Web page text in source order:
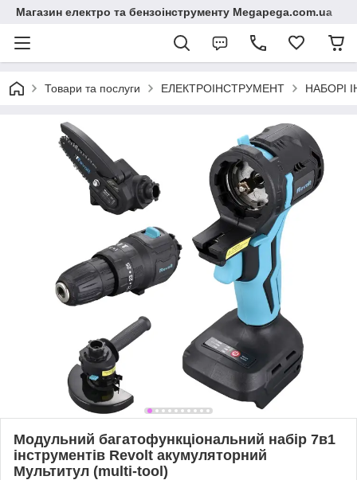
Магазин електро та бензоінструменту Megapega.com.ua
Товари та послуги ЕЛЕКТРОІНСТРУМЕНТ НАБОРІ
Модульний багатофункціональний набір 7в1
інструментів Revolt акумуляторний
Мультитул (multi-tool)